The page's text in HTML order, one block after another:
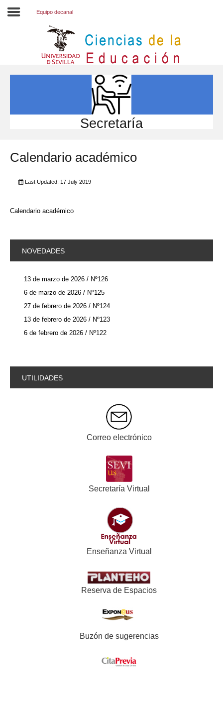
INVESTIGACIÓN
INTERNACIONAL
Directorio FCCE
Equipo decanal
Secretaría
Calendario académico
Last Updated: 17 July 2019
Calendario académico
NOVEDADES
13 de marzo de 2026 / Nº126
6 de marzo de 2026 / Nº125
27 de febrero de 2026 / Nº124
13 de febrero de 2026 / Nº123
6 de febrero de 2026 / Nº122
UTILIDADES
Correo electrónico
Secretaría Virtual
Enseñanza Virtual
Reserva de Espacios
Buzón de sugerencias